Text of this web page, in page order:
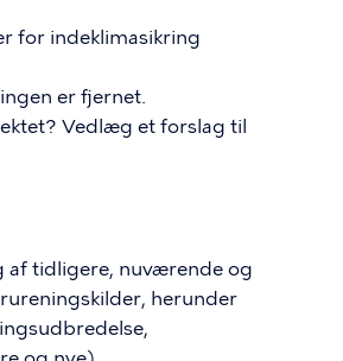
for indeklimasikring
er fjernet.
Vedlæg et forslag til
af tidligere, nuværende og
herunder